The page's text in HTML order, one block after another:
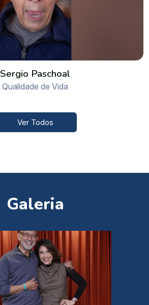
Sergio Paschoal
Qualidade de Vida
Ver Todos
Galeria